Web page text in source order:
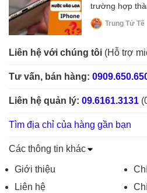
trường hợp
Trung Tử Tế
Liên hệ với chúng tôi (Hỗ trợ
Tư vấn, bán hàng:
Liên hệ quản lý: 09.6161.3131
Tìm địa chỉ của hàng gần bạn
Các thông tin khác
Giới thiệu
Liên hệ